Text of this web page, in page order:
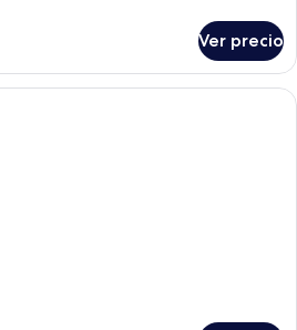
Ver precio
Un moderno cuarto de hotel con